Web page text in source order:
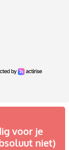
voor je
niet)